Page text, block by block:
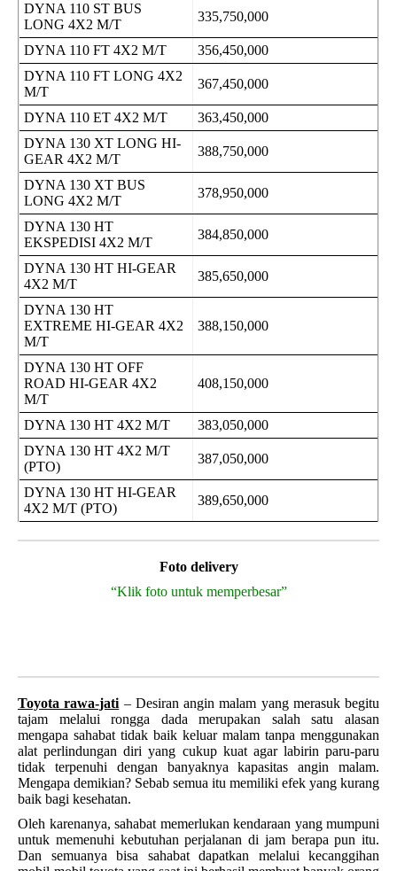
DYNA 110 ST BUS
LONG 4X2 M/T
335,750,000
DYNA 110 FT 4X2 M/T
356,450,000
DYNA 110 FT LONG 4X2
M/T
367,450,000
DYNA 110 ET 4X2 M/T
363,450,000
DYNA 130 XT LONG HI-
GEAR 4X2 M/T
388,750,000
DYNA 130 XT BUS
LONG 4X2 M/T
378,950,000
DYNA 130 HT
EKSPEDISI 4X2 M/T
384,850,000
DYNA 130 HT HI-GEAR
4X2 M/T
385,650,000
DYNA 130 HT
EXTREME HI-GEAR 4X2
M/T
388,150,000
DYNA 130 HT OFF
ROAD HI-GEAR 4X2
M/T
408,150,000
DYNA 130 HT 4X2 M/T
383,050,000
DYNA 130 HT 4X2 M/T
(PTO)
387,050,000
DYNA 130 HT HI-GEAR
4X2 M/T (PTO)
389,650,000
Foto delivery
“Klik foto untuk memperbesar”
Toyota rawa-jati – Desiran angin malam yang merasuk begitu
tajam melalui rongga dada merupakan salah satu alasan
mengapa sahabat tidak baik keluar malam tanpa menggunakan
alat perlindungan diri yang cukup kuat agar labirin paru-paru
tidak terpenuhi dengan banyaknya kapasitas angin malam.
Mengapa demikian? Sebab semua itu memiliki efek yang kurang
baik bagi kesehatan.
Oleh karenanya, sahabat memerlukan kendaraan yang mumpuni
untuk memenuhi kebutuhan perjalanan di jam berapa pun itu.
Dan semuanya bisa sahabat dapatkan melalui kecanggihan